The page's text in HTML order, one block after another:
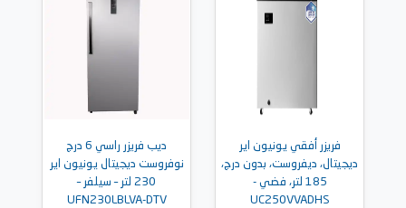
فريزر أفقي يونيون اير
ديجيتال، ديفروست، بدون درج،
185 لتر، فضي -
UC250VVADHS
ديب فريزر راسي 6 درج
نوفروست ديجيتال يونيون اير
230 لتر – سيلفر –
UFN230LBLVA-DTV